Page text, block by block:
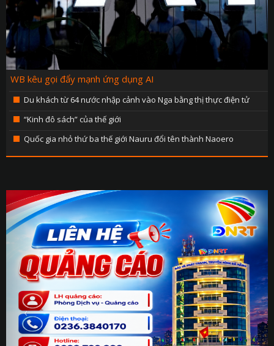
BẢNG GIÁ QUẢNG
ĐẤU THẦU, MUA SẮM
KẾ HOẠCH PHÁT TRIỂN
THÔNG BÁO - TUYỂN
WB kêu gọi đẩy mạnh ứng dụng AI
Du khách từ 64 nước nhập cảnh vào Nga bằng thị thực điện tử
“Kinh đô sách” của thế giới
Quốc gia nhỏ thứ ba thế giới Nauru đổi tên thành Naoero